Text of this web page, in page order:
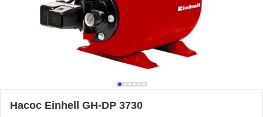
Насос Einhell GH-DP 3730